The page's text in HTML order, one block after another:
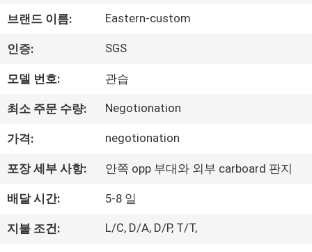
우
리
에
여
공
장
브랜드 이름: Eastern-custom
인증: SGS
모델 번호: 관습
최소 주문 수량: Negotionation
가격: negotionation
포장 세부 사항: 안쪽 opp 부대와 외부 carboard 판지
배달 시간: 5-8 일
지불 조건: L/C, D/A, D/P, T/T,